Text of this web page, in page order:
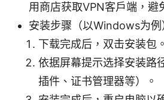
用商店获取VPN客户端，避
安装步骤（以Windows为例
下载完成后，双击安装包。
依据屏幕提示选择安装路
插件、证书管理器等）。